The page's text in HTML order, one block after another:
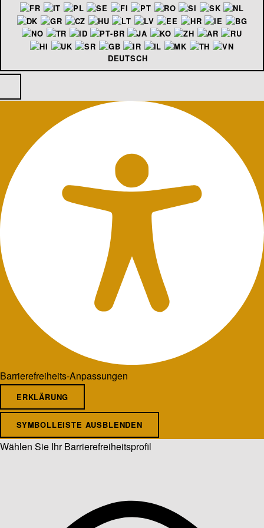
DEUTSCH
Barrierefreiheits-Anpassungen
ERKLÄRUNG
SYMBOLLEISTE AUSBLENDEN
Wählen Sie Ihr Barrierefreiheitsprofil